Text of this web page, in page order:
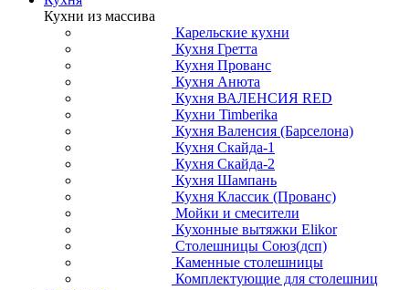
Кухни из массива
Карельские кухни
Кухня Гретта
Кухня Прованс
Кухня Анюта
Кухня ВАЛЕНСИЯ RED
Кухни Timberika
Кухня Валенсия (Барселона)
Кухня Скайда-1
Кухня Скайда-2
Кухня Шампань
Кухня Классик (Прованс)
Мойки и смесители
Кухонные вытяжки Elikor
Столешницы Союз(дсп)
Каменные столешницы
Комплектующие для столешниц